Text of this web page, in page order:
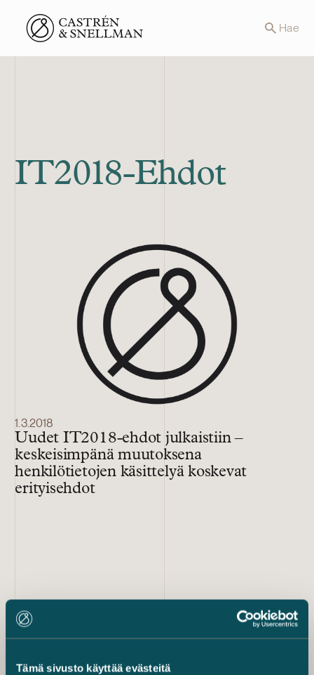
Tämä sivusto käyttää evästeitä
Front page Hae
IT2018-Ehdot
1.3.2018
Uudet IT2018-ehdot julkaistiin –
keskeisimpänä muutoksena
henkilötietojen käsittelyä koskevat
erityisehdot